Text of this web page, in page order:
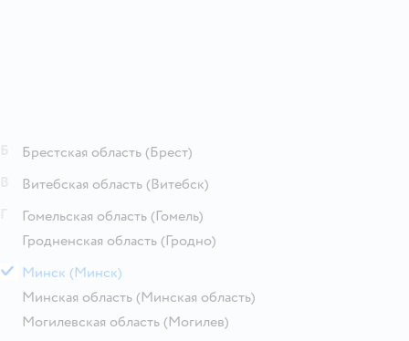
Брестская область (Брест)
Витебская область (Витебск)
Гомельская область (Гомель)
Гродненская область (Гродно)
М Минск (Минск)
Минская область (Минская область)
Могилевская область (Могилев)